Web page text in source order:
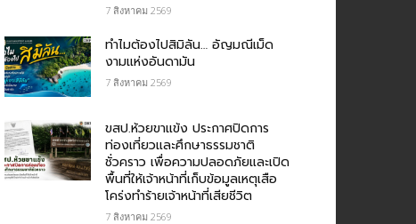
7 สิงหาคม 2569
ทำไมต้องไปสิมิลัน… อัญมณีเม็ด
งามแห่งอันดามัน
7 สิงหาคม 2569
ขสป.ห้วยขาแข้ง ประกาศปิดการ
ท่องเที่ยวและศึกษาธรรมชาติ
ชั่วคราว เพื่อความปลอดภัยและเปิด
พื้นที่ให้เจ้าหน้าที่เก็บข้อมูลเหตุเสือ
โคร่งทำร้ายเจ้าหน้าที่เสียชีวิต
7 สิงหาคม 2569